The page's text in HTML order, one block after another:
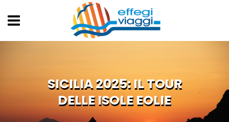
SICILIA 2025: IL TOUR
DELLE ISOLE EOLIE